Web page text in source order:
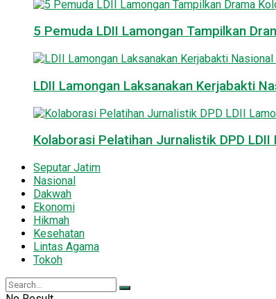
5 Pemuda LDII Lamongan Tampilkan
LDII Lamongan Laksanakan Kerjabakti
Kolaborasi Pelatihan Jurnalistik DPD
Seputar Jatim
Nasional
Dakwah
Ekonomi
Hikmah
Kesehatan
Lintas Agama
Tokoh